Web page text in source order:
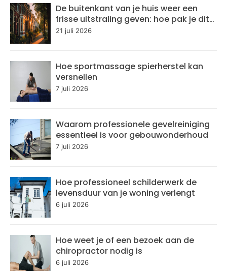
De buitenkant van je huis weer een
frisse uitstraling geven: hoe pak je dit
aan?
21 juli 2026
Hoe sportmassage spierherstel kan
versnellen
7 juli 2026
Waarom professionele gevelreiniging
essentieel is voor gebouwonderhoud
7 juli 2026
Hoe professioneel schilderwerk de
levensduur van je woning verlengt
6 juli 2026
Hoe weet je of een bezoek aan de
chiropractor nodig is
6 juli 2026